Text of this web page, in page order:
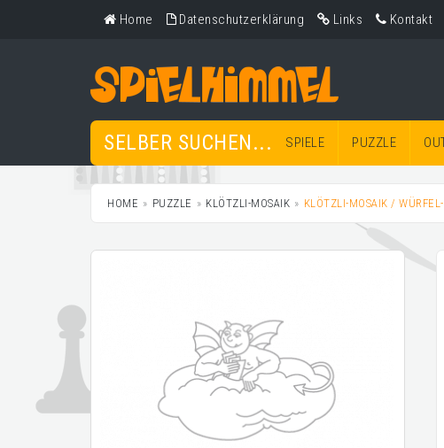
Home Datenschutzerklärung Links Kontakt
SELBER SUCHEN... SPIELE PUZZLE
HOME PUZZLE KLÖTZLI-MOSAIK KLÖTZLI-MOSAIK /